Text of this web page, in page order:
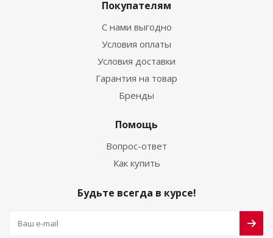
Покупателям
С нами выгодно
Условия оплаты
Условия доставки
Гарантия на товар
Бренды
Помощь
Вопрос-ответ
Как купить
Будьте всегда в курсе!